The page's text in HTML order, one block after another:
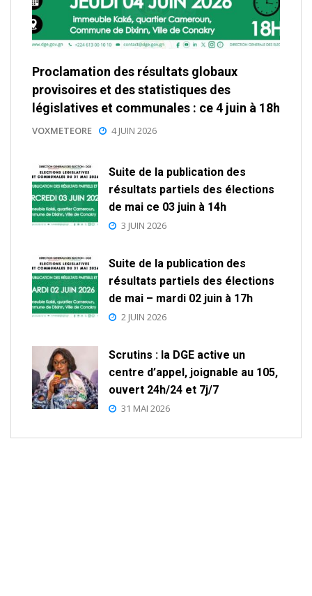
Proclamation des résultats globaux
provisoires et des statistiques des
législatives et communales : ce 4 juin à 18h
VOXMETEORE 4 JUIN 2026
Suite de la publication des
résultats partiels des élections
de mai ce 03 juin à 14h
3 JUIN 2026
Suite de la publication des
résultats partiels des élections
de mai – mardi 02 juin à 17h
2 JUIN 2026
Scrutins : la DGE active un
centre d’appel, joignable au 105,
ouvert 24h/24 et 7j/7
31 MAI 2026